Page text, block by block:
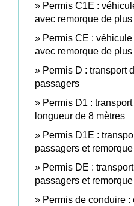
Permis C1E :
avec remorque de
Permis CE :
avec remorque de
Permis D : transport
passagers
Permis D1 :
longueur de 8 mètres
Permis D1E :
passagers et
Permis DE :
passagers et
Permis de conduire